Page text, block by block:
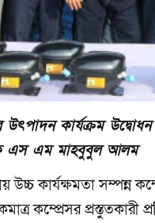
উৎপাদন কার্যক্রম
এস এম মাহবুবুল আলম
উচ্চ কার্যক্ষমতা
কম্প্রেসর